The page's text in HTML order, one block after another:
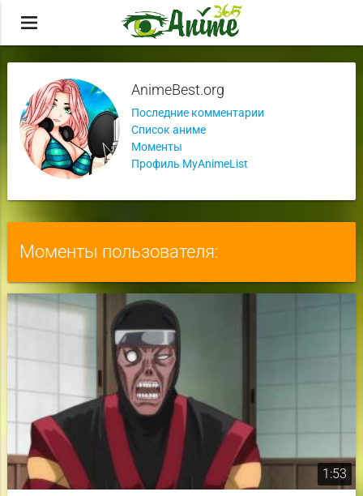
menu
AnimeBest.org
Последние комментарии
Список аниме
Моменты
Профиль MyAnimeList
Моменты пользователя:
1:53